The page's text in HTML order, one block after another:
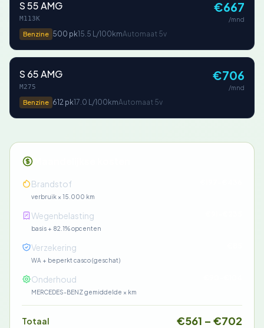
S 55 AMG
M113K
Benzine 500 pk15.5 L/100kmAutomaat 5v
€667
/mnd
S 65 AMG
M275
Benzine 612 pk17.0 L/100kmAutomaat 5v
€706
/mnd
Brandstof
verbruik × 15.000 km
Wegenbelasting
basis + 82.1% opcenten
Verzekering
WA + beperkt casco (geschat)
Onderhoud
MERCEDES-BENZ gemiddelde × km
Totaal €561 – €702